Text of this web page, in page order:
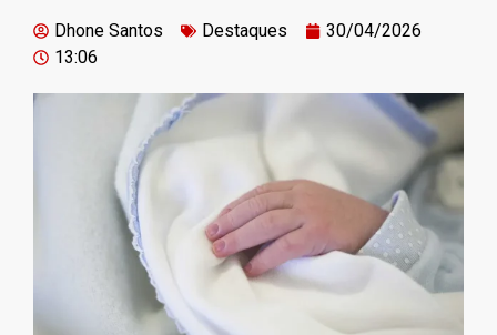
Dhone Santos Destaques
30/04/2026
13:06